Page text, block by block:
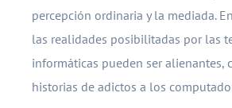
percepción ordinaria y la mediada.
las realidades posibilitadas por las
informáticas pueden ser alienantes,
historias de adictos a los